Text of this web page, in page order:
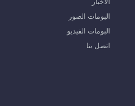
البومات الصور
البومات الفيديو
اتصل بنا